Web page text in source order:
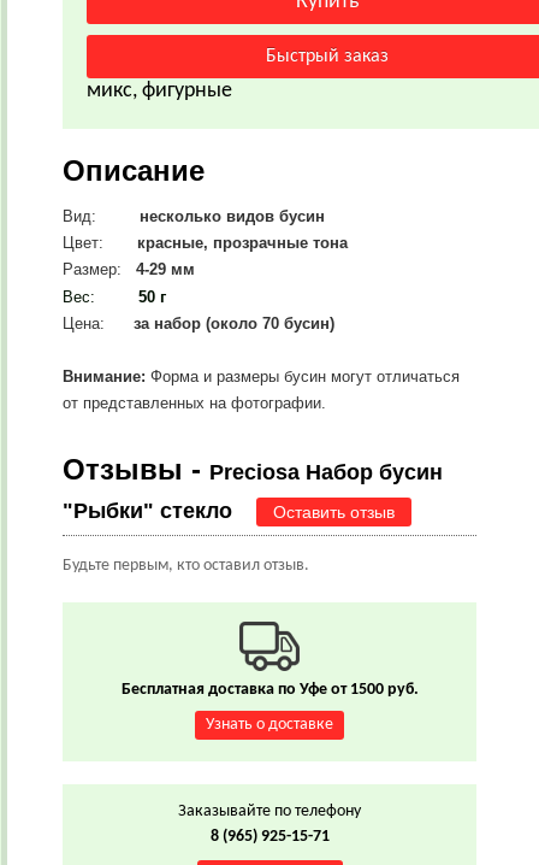
микс, фигурные
Описание
Вид:
несколько видов бусин
Цвет:
красные, прозрачные тона
Размер:
4-29 мм
Вес:
50 г
Цена:
за набор (около 70 бусин)
Внимание: Форма и размеры бусин могут отличаться
от представленных на фотографии.
Отзывы - Preciosa Набор бусин
"Рыбки" стекло
Оставить отзыв
Будьте первым, кто оставил отзыв.
Бесплатная доставка по Уфе от 1500 руб.
Узнать о доставке
Заказывайте по телефону
8 (965) 925-15-71